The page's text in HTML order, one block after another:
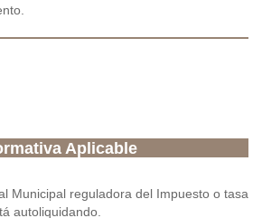
Aplicable
Municipal reguladora del Impuesto o tasa
autoliquidando.